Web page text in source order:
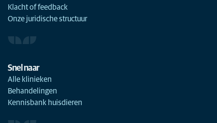
Klacht of feedback
Onze juridische structuur
Snel naar
Alle klinieken
Behandelingen
Kennisbank huisdieren